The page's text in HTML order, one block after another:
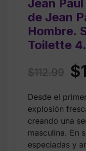
Jean
de Jean
Hombre.
Toilette
$112.99 $
Desde el
explosión
creando una
masculina. En
especiadas y